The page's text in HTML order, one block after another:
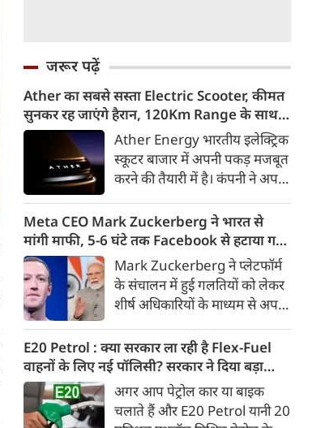
जरूर पढ़ें
Ather का सबसे सस्ता Electric Scooter, कीमत
सुनकर रह जाएंगे हैरान, 120Km Range के साथ
आएगा Konarc Ather Energy भारतीय इलेक्ट्रिक
स्कूटर बाजार में अपनी पकड़ मजबूत
करने की तैयारी में है। कंपनी ने अपने
इलेक्ट्रिक स्कूटर का पहला वीडियो
टीजर जारी कर दिया है। इस नए
इलेक्ट्रिक स्कूटर का नाम Ather
Konarc बताया गया है। कंपनी इसे
29 अगस्त 2026 को होने वाले
Ather Annual Community
Day के दौरान भारतीय बाजार में पेश
करेगी।
Meta CEO Mark Zuckerberg ने भारत से
मांगी माफी, 5-6 घंटे तक Facebook से हटाया गया
था PM Modi का वीडियोMark Zuckerberg ने प्लेटफॉर्म
के संचालन में हुई गलतियों को लेकर
शीर्ष अधिकारियों के माध्यम से अपनी
बैठक के दौरान Meta ने यह भी
स्वीकार किया कि कुछ खास तरह के
कंटेंट को ज्यादा लोगों तक पहुंचाने के
लिए बड़ी रकम का भुगतान किया
गया था। सूत्र के मुताबिक, Meta ने
E20 Petrol : क्या सरकार ला रही है Flex-Fuel
वाहनों के लिए नई पॉलिसी? सरकार ने दिया बड़ा
अपडेट
अगर आप पेट्रोल कार या बाइक
चलाते हैं और E20 Petrol यानी 20